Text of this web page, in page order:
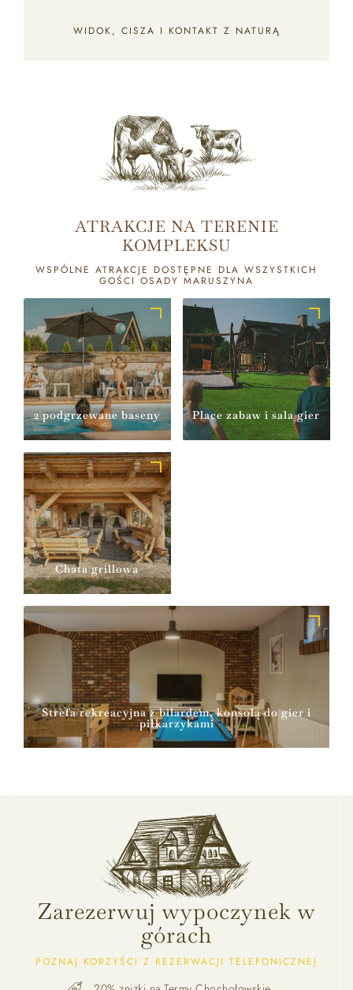
GALERIA KONTAKT
WIDOK, CISZA I KONTAKT Z NATURĄ
ATRAKCJE NA TERENIE
KOMPLEKSU
WSPÓLNE ATRAKCJE DOSTĘPNE DLA WSZYSTKICH
GOŚCI OSADY MARUSZYNA
2 podgrzewane baseny Place zabaw i sala gier
Chata grillowa
Strefa rekreacyjna z bilardem, konsolą do gier i
piłkarzykami
Zarezerwuj wypoczynek w
górach
POZNAJ KORZYŚCI Z REZERWACJI TELEFONICZNEJ